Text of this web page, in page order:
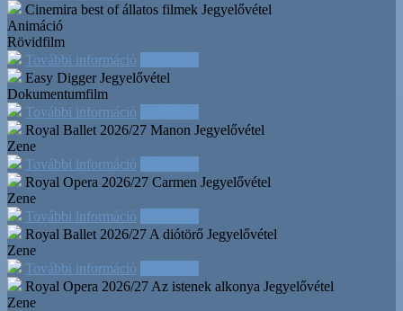
Cinemira best of állatos filmek Jegyelővétel
Animáció
Rövidfilm
További információ
Easy Digger Jegyelővétel
Dokumentumfilm
További információ
Royal Ballet 2026/27 Manon Jegyelővétel
Zene
További információ
Royal Opera 2026/27 Carmen Jegyelővétel
Zene
További információ
Royal Ballet 2026/27 A diótörő Jegyelővétel
Zene
További információ
Royal Opera 2026/27 Az istenek alkonya Jegyelővétel
Zene